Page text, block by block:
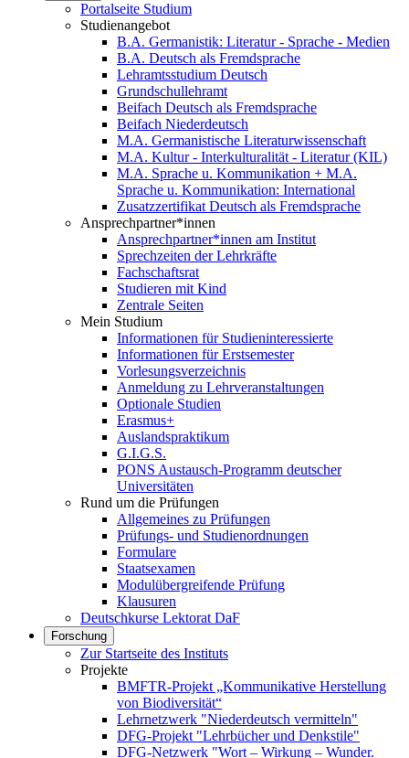
Portalseite Studium
Studienangebot
B.A. Germanistik: Literatur - Sprache - Medien
B.A. Deutsch als Fremdsprache
Lehramtsstudium Deutsch
Grundschullehramt
Beifach Deutsch als Fremdsprache
Beifach Niederdeutsch
M.A. Germanistische Literaturwissenschaft
M.A. Kultur - Interkulturalität - Literatur (KIL)
M.A. Sprache u. Kommunikation + M.A.
Sprache u. Kommunikation: International
Zusatzzertifikat Deutsch als Fremdsprache
Ansprechpartner*innen
Ansprechpartner*innen am Institut
Sprechzeiten der Lehrkräfte
Fachschaftsrat
Studieren mit Kind
Zentrale Seiten
Mein Studium
Informationen für Studieninteressierte
Informationen für Erstsemester
Vorlesungsverzeichnis
Anmeldung zu Lehrveranstaltungen
Optionale Studien
Erasmus+
Auslandspraktikum
G.I.G.S.
PONS Austausch-Programm deutscher
Universitäten
Rund um die Prüfungen
Allgemeines zu Prüfungen
Prüfungs- und Studienordnungen
Formulare
Staatsexamen
Modulübergreifende Prüfung
Klausuren
Deutschkurse Lektorat DaF
Forschung
Zur Startseite des Instituts
Projekte
BMFTR-Projekt „Kommunikative Herstellung
von Biodiversität“
Lehrnetzwerk "Niederdeutsch vermitteln"
DFG-Projekt "Lehrbücher und Denkstile"
DFG-Netzwerk "Wort – Wirkung – Wunder.